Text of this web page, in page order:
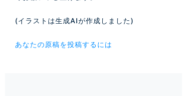
(イラストは生成AIが作成しました)
あなたの原稿を投稿するには